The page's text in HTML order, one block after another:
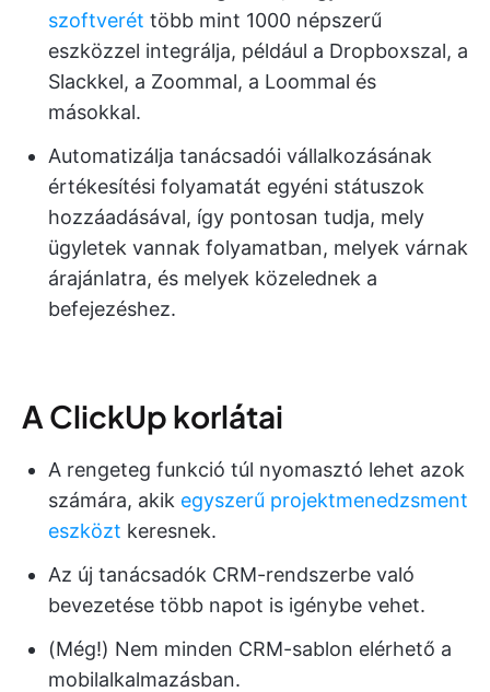
szoftverét több mint 1000 népszerű
eszközzel integrálja, például a Dropboxszal, a
Slackkel, a Zoommal, a Loommal és
másokkal.
Automatizálja tanácsadói vállalkozásának
értékesítési folyamatát egyéni státuszok
hozzáadásával, így pontosan tudja, mely
ügyletek vannak folyamatban, melyek várnak
árajánlatra, és melyek közelednek a
befejezéshez.
A ClickUp korlátai
A rengeteg funkció túl nyomasztó lehet azok
számára, akik egyszerű projektmenedzsment
eszközt keresnek.
Az új tanácsadók CRM-rendszerbe való
bevezetése több napot is igénybe vehet.
(Még!) Nem minden CRM-sablon elérhető a
mobilalkalmazásban.